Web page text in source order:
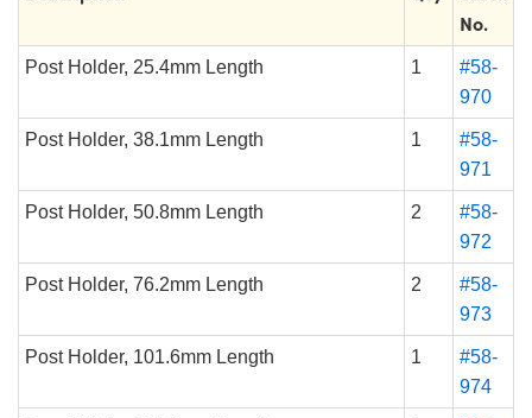
No.
Post Holder, 25.4mm Length 1
#58-
970
Post Holder, 38.1mm Length 1
#58-
971
Post Holder, 50.8mm Length 2
#58-
972
Post Holder, 76.2mm Length 2
#58-
973
Post Holder, 101.6mm Length 1
#58-
974